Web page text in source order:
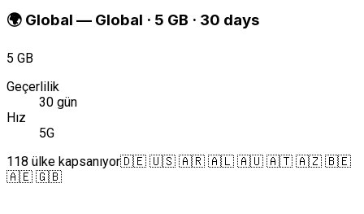
🌍 Global — Global · 5 GB · 30 days
5 GB
Geçerlilik
30 gün
Hız
5G
118 ülke kapsanıyor🇩🇪 🇺🇸 🇦🇷 🇦🇱 🇦🇺 🇦🇹 🇦🇿 🇧🇪
🇦🇪 🇬🇧